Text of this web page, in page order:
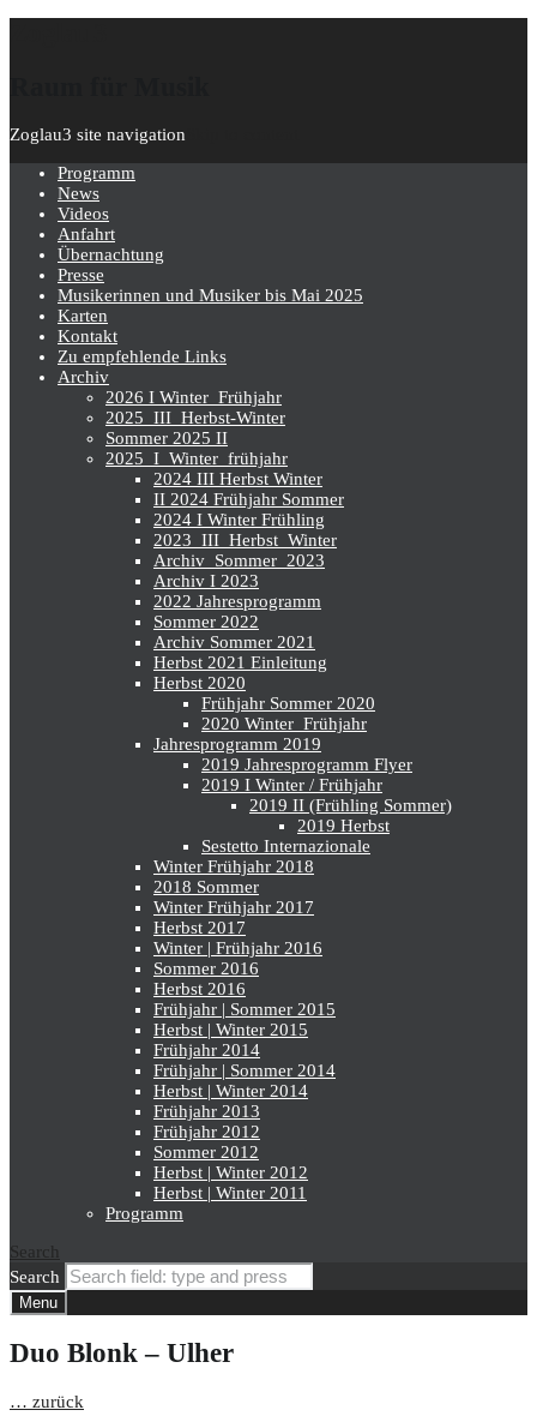
Zoglau3 site navigation
Programm
News
Videos
Anfahrt
Übernachtung
Presse
Musikerinnen und Musiker bis Mai 2025
Karten
Kontakt
Zu empfehlende Links
Archiv
2026 I Winter_Frühjahr
2025_III_Herbst-Winter
Sommer 2025 II
2025_I_Winter_frühjahr
2024 III Herbst Winter
II 2024 Frühjahr Sommer
2024 I Winter Frühling
2023_III_Herbst_Winter
Archiv_Sommer_2023
Archiv I 2023
2022 Jahresprogramm
Sommer 2022
Archiv Sommer 2021
Herbst 2021 Einleitung
Herbst 2020
Frühjahr Sommer 2020
2020 Winter_Frühjahr
Jahresprogramm 2019
2019 Jahresprogramm Flyer
2019 I Winter / Frühjahr
2019 II (Frühling Sommer)
2019 Herbst
Sestetto Internazionale
Winter Frühjahr 2018
2018 Sommer
Winter Frühjahr 2017
Herbst 2017
Winter | Frühjahr 2016
Sommer 2016
Herbst 2016
Frühjahr | Sommer 2015
Herbst | Winter 2015
Frühjahr 2014
Frühjahr | Sommer 2014
Herbst | Winter 2014
Frühjahr 2013
Frühjahr 2012
Sommer 2012
Herbst | Winter 2012
Herbst | Winter 2011
Programm
Search
Search
Menu
Duo Blonk – Ulher
… zurück